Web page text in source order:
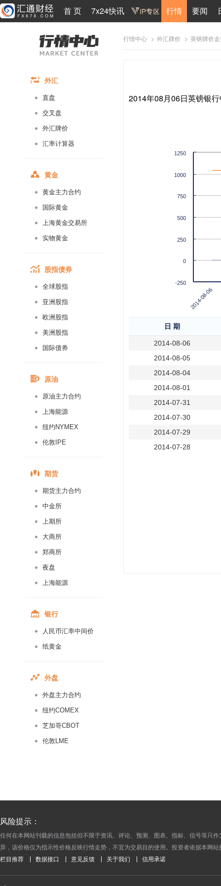
首 页 7x24快讯 行情 要闻
外汇
直盘
交叉盘
外汇牌价
汇率计算器
黄金
黄金主力合约
国际黄金
上海黄金交易所
实物黄金
股指债券
全球股指
亚洲股指
欧洲股指
美洲股指
国际债券
原油
原油主力合约
上海能源
纽约NYMEX
伦敦IPE
期货
期货主力合约
中金所
上期所
大商所
郑商所
夜盘
上海能源
银行
人民币汇率中间价
纸黄金
外盘
外盘主力合约
纽约COMEX
芝加哥CBOT
伦敦LME
行情中心 > 外汇牌价 > 英镑牌价
2014年08月06日英镑银
2014-08-06
-250
0
250
500
750
1000
1250
日 期
2014-08-06
2014-08-05
2014-08-04
2014-08-01
2014-07-31
2014-07-30
2014-07-29
2014-07-28
风险提示：
任何在本网站刊载的信息包括但不限于资讯、评论、预测、图表、指标、信号等只
异，该价格仅为指示性价格反映行情走势，不宜为交易目的使用。投资者依据本网
栏目推荐 数据接口 意见反馈 关于我们 信用承诺